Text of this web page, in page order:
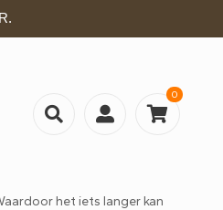
0
het iets langer kan